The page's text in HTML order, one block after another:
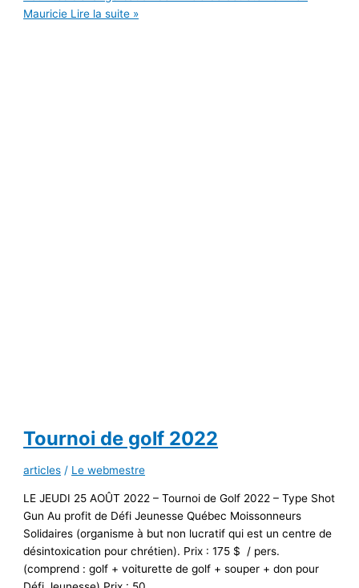
Mauricie Lire la suite »
Tournoi de golf 2022
articles / Le webmestre
LE JEUDI 25 AOÛT 2022 – Tournoi de Golf 2022 – Type Shot
Gun Au profit de Défi Jeunesse Québec Moissonneurs
Solidaires (organisme à but non lucratif qui est un centre de
désintoxication pour chrétien). Prix : 175 $ / pers.
(comprend : golf + voiturette de golf + souper + don pour